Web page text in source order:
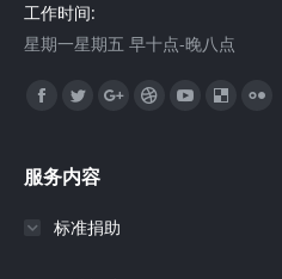
工作时间:
星期一星期五 早十点-晚八点
找到我们：
Facebook
TwitterGoogle+Dribbble
YouTubeDelicious
服务内容
标准捐助